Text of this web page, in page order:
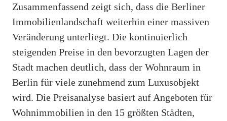
Zusammenfassend zeigt sich, dass die Berliner
Immobilienlandschaft weiterhin einer massiven
Veränderung unterliegt. Die kontinuierlich
steigenden Preise in den bevorzugten Lagen der
Stadt machen deutlich, dass der Wohnraum in
Berlin für viele zunehmend zum Luxusobjekt
wird. Die Preisanalyse basiert auf Angeboten für
Wohnimmobilien in den 15 größten Städten,